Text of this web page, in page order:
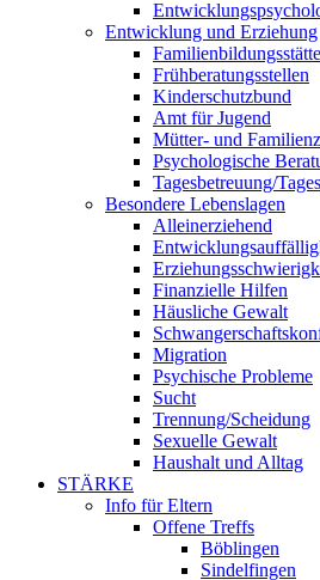
Entwicklung und Erziehung
Frühberatungsstellen
Kinderschutzbund
Amt für Jugend
Mütter- und
Psychologische
Tagesbetreuung/
Besondere Lebenslagen
Alleinerziehend
Finanzielle Hilfen
Häusliche Gewalt
Migration
Psychische Probleme
Sucht
Trennung/Scheidung
Sexuelle Gewalt
Haushalt und Alltag
STÄRKE
Info für Eltern
Offene Treffs
Böblingen
Sindelfingen